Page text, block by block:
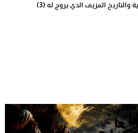
والتاريخ المزيف الذي يروج له (3)